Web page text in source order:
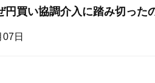
円買い協調介入に踏み切った
日